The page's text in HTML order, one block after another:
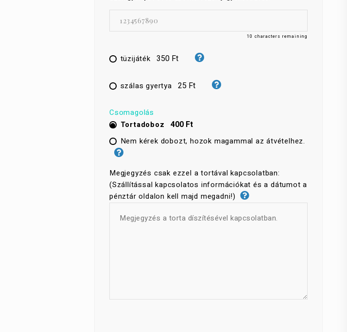
10 characters remaining
tüzijáték 350 Ft
szálas gyertya 25 Ft
Csomagolás
Tortadoboz
400 Ft
Nem kérek dobozt, hozok magammal az átvételhez.
Megjegyzés csak ezzel a tortával kapcsolatban:
(Szállítással kapcsolatos információkat és a dátumot a
pénztár oldalon kell majd megadni!)